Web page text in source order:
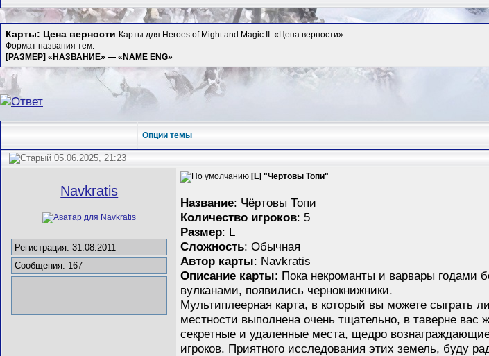
Карты: Цена верности Карты для Heroes of Might and Magic II: «Цена верности».
Формат названия тем:
[РАЗМЕР] «НАЗВАНИЕ» — «NAME ENG»
Опции темы
05.06.2025, 21:23
Navkratis
Регистрация: 31.08.2011
Сообщения: 167
[L] "Чёртовы Топи"
Название: Чёртовы Топи
Количество игроков: 5
Размер: L
Сложность: Обычная
Автор карты: Navkratis
Описание карты: Пока некроманты и варвары годами
вулканами, появились чернокнижники.
Мультиплеерная карта, в который вы можете сыграть
местности выполнена очень тщательно, в таверне
секретные и удаленные места, щедро
игроков. Приятного исследования этих земель, буду